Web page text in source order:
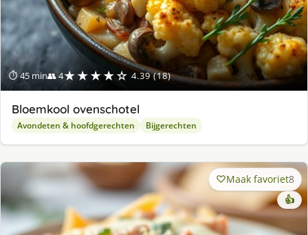
⏱ 45 min👥 4★★★★☆ 4.39 (18)
Bloemkool ovenschotel
Avondeten & hoofdgerechten Bijgerechten
Maak favoriet8
👍